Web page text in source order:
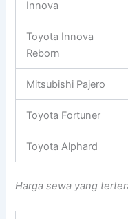
Innova
Toyota Innova
Reborn
Mitsubishi Pajero
Toyota Fortuner
Toyota Alphard
Harga sewa yang